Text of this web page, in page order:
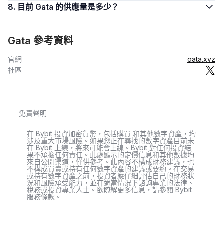
8. 目前 Gata 的供應量是多少？
Gata 參考資料
官網
gata.xyz
社區
免責聲明
在 Bybit 投資加密貨幣，包括購買 和其他數字資產，均
涉及重大市場風險。如果您正在尋找的數字資產目前未
在 Bybit 上線，將來可能會上線。Bybit 對任何投資結
果不承擔任何責任。此處顯示的定價信息和其他數據均
來自公開渠道，僅供參考。此內容不構成財務建議，也
不構成買賣或持有任何數字資產的建議或要約。在交易
或持有數字資產之前，投資者應仔細評估自己的財務狀
況和風險承受能力，並在適當情況下諮詢專業的法律、
稅務或投資專業人士。欲瞭解更多信息，請參閱 Bybit
服務條款。